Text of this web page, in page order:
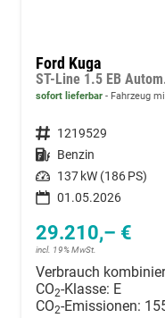
Ford Kuga
ST-Line 1.5 EB
sofort lieferbar Fahrzeug
Fahrzeugnummer 1219529
Kraftstoff Benzin
Leistung 137 kW (186 PS)
01.05.2026
29.210,– €
incl. 19% MwSt.
Verbrauch
CO2-Klasse: E
CO2-Emissionen: